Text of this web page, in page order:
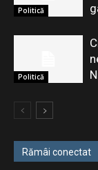
Politică
Politică
Rămâi conectat